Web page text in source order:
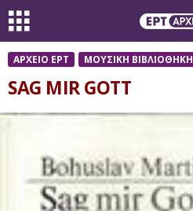
ΑΡΧΕΙΟ ΕΡΤ ΜΟΥΣΙΚΗ ΒΙΒΛΙΟΘΗΚΗ
SAG MIR GOTT